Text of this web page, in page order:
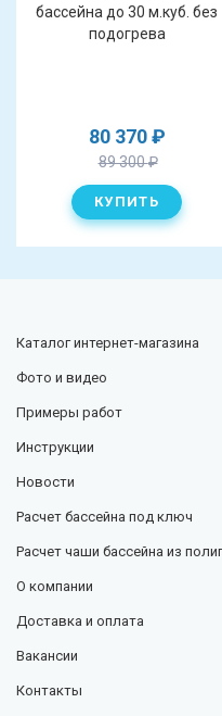
бассейна до 30 м.куб. без
подогрева
80 370₽
89 300₽
Каталогинтернет-магазина
Фото и видео
Примеры работ
Инструкции
Новости
Расчет бассейна под ключ
Расчет чаши бассейна из
О компании
Доставка и оплата
Вакансии
Контакты